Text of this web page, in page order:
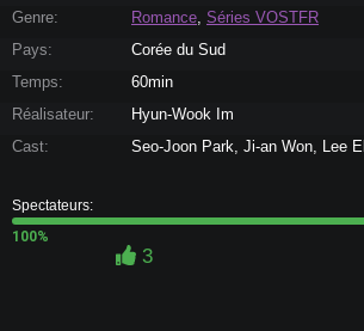
Genre:
Romance, Séries VOSTFR
Pays:
Corée du Sud
Temps:
60min
Réalisateur:
Hyun-Wook Im
Cast:
Seo-Joon Park, Ji-an Won, Lee El
Spectateurs:
100%
3